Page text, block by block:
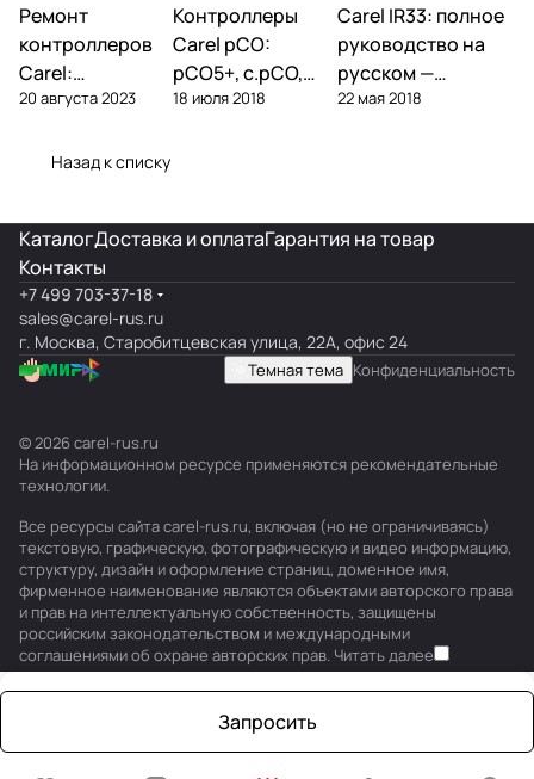
Автоматика и
контроллеры
Ремонт
контроллеров
Carel:
диагностика
поломок и
20 августа 2023
Автоматика и
контроллеры
Контроллеры
Carel pCO:
pCO5+, c.pCO,
pCO mini —
18 июля 2018
Автоматика и
контроллеры
Carel IR33: полное
руководство на
русском —
параметры,
22 мая 2018
Назад к списку
Запросить
КаталогДоставка и оплатаГарантия на товар
Контакты
+7 499 703-37-18
sales@carel-rus.ru
г. Москва, Старобитцевская улица, 22А, офис 24
Темная тема Конфиденциальность
© 2026 carel-rus.ru
На информационном ресурсе применяются рекомендательные
технологии.
Все ресурсы сайта carel-rus.ru, включая (но не ограничиваясь)
текстовую, графическую, фотографическую и видео информацию,
структуру, дизайн и оформление страниц, доменное имя,
фирменное наименование являются объектами авторского права
и прав на интеллектуальную собственность, защищены
российским законодательством и международными
соглашениями об охране авторских прав. Читать далее